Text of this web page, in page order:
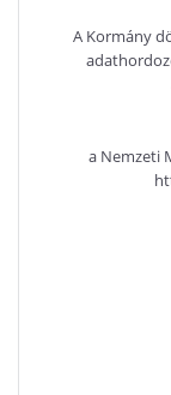
A Kormány
a Nemzeti